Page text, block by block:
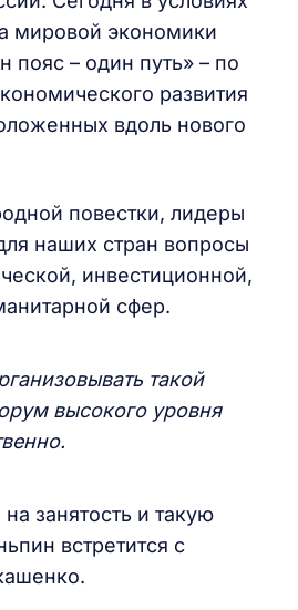
мировой экономики
пояс – один путь» – по
развития
вдоль нового
повестки, лидеры
наших стран вопросы
инвестиционной,
сфер.
такой
высокого уровня
занятость и такую
встретится с